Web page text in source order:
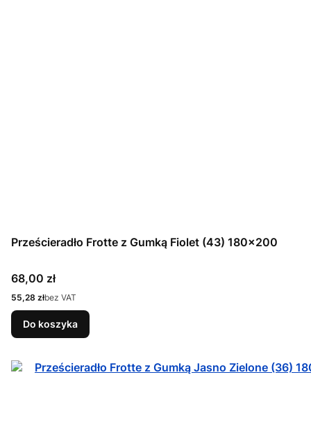
Prześcieradło Frotte z Gumką Fiolet (43) 180x200
Cena
68,00 zł
Cena
55,28 złbez VAT
Do koszyka